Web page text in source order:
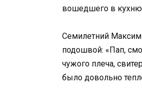
вошедшего в
Семилетний Максим
подошвой: «Пап,
чужого плеча,
было довольно